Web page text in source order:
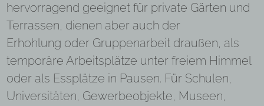
hervorragend geeignet für private Gärten und
Terrassen, dienen aber auch der
Erhohlung oder Gruppenarbeit draußen, als
temporäre Arbeitsplätze unter freiem Himmel
oder als Essplätze in Pausen. Für Schulen,
Universitäten, Gewerbeobjekte, Museen,